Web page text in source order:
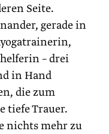
Seite.
gerade in
– drei
in Hand
die zum
tiefe Trauer.
nichts mehr zu